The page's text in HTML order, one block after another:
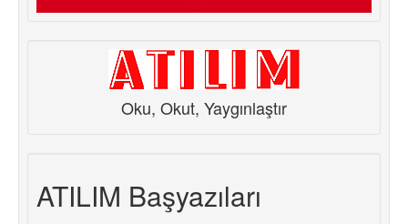
Oku, Okut, Yaygınlaştır
ATILIM Başyazıları